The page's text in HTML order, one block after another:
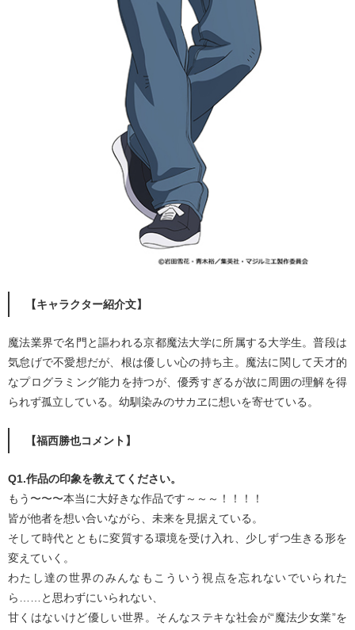
【キャラクター紹介文】
魔法業界で名門と謳われる京都魔法大学に所属する大学生。普段は
気怠げで不愛想だが、根は優しい心の持ち主。魔法に関して天才的
なプログラミング能力を持つが、優秀すぎるが故に周囲の理解を得
られず孤立している。幼馴染みのサカヱに想いを寄せている。
【福西勝也コメント】
Q1.作品の印象を教えてください。
もう〜〜〜本当に大好きな作品です～～～！！！！
皆が他者を想い合いながら、未来を見据えている。
そして時代とともに変質する環境を受け入れ、少しずつ生きる形を
変えていく。
わたし達の世界のみんなもこういう視点を忘れないでいられた
ら……と思わずにいられない、
甘くはないけど優しい世界。そんなステキな社会が“魔法少女業”を